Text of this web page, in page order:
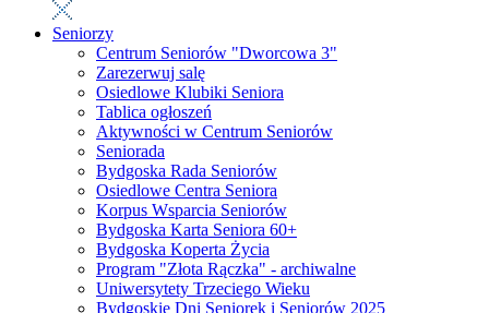
Seniorzy
Centrum Seniorów "Dworcowa 3"
Zarezerwuj salę
Osiedlowe Klubiki Seniora
Tablica ogłoszeń
Aktywności w Centrum Seniorów
Seniorada
Bydgoska Rada Seniorów
Osiedlowe Centra Seniora
Korpus Wsparcia Seniorów
Bydgoska Karta Seniora 60+
Bydgoska Koperta Życia
Program "Złota Rączka" - archiwalne
Uniwersytety Trzeciego Wieku
Bydgoskie Dni Seniorek i Seniorów 2025